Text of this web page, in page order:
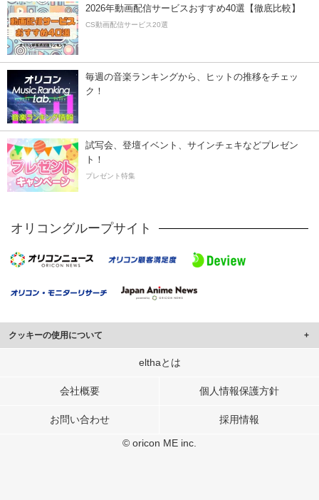
2026年動画配信サービスおすすめ40選【徹底比較】
CS動画配信サービス20選
毎週の音楽ランキングから、ヒットの推移をチェッ
ク！
試写会、登壇イベント、サインチェキなどプレゼン
ト！
プレゼント特集
オリコングループサイト
クッキーの使用について
このサイトでは Cookie を使用して、ユーザーに合わせたコンテンツや広告の
行っています。
メディアや広告配信、データ解析の各パートナーに提供しています。
elthaとは
会社概要 個人情報保護方針
お問い合わせ 採用情報
© oricon ME inc.